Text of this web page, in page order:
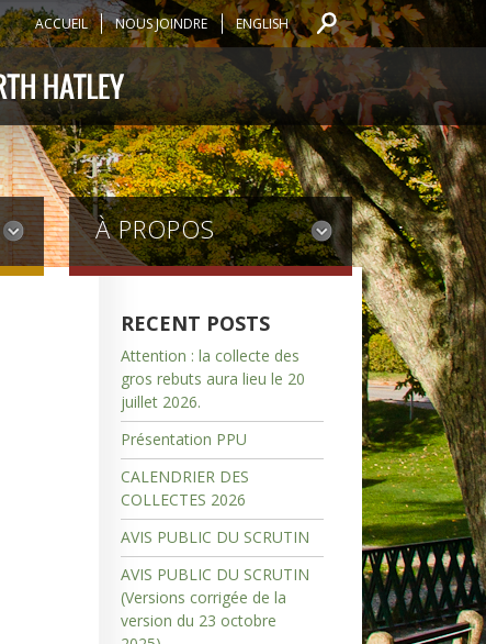
ACCUEIL NOUS JOINDRE ENGLISH
À PROPOS
RECENT POSTS
Attention : la collecte des
gros rebuts aura lieu le 20
juillet 2026.
Présentation PPU
CALENDRIER DES
COLLECTES 2026
AVIS PUBLIC DU SCRUTIN
AVIS PUBLIC DU SCRUTIN
(Versions corrigée de la
version du 23 octobre